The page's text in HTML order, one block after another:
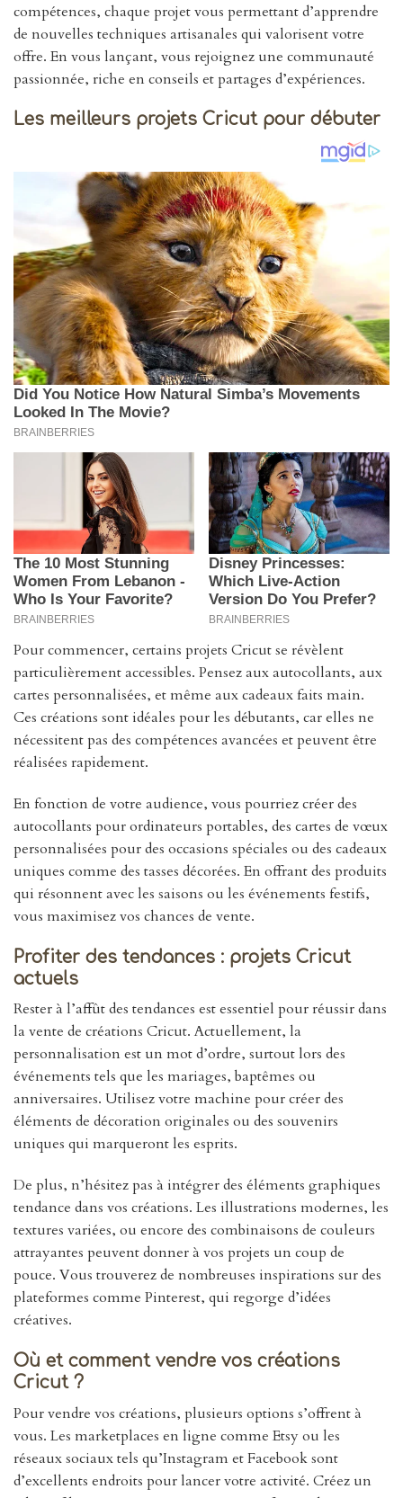
compétences, chaque projet vous permettant d’apprendre
de nouvelles techniques artisanales qui valorisent votre
offre. En vous lançant, vous rejoignez une communauté
passionnée, riche en conseils et partages d’expériences.
Les meilleurs projets Cricut pour débuter
Pour commencer, certains projets Cricut se révèlent
particulièrement accessibles. Pensez aux autocollants, aux
cartes personnalisées, et même aux cadeaux faits main.
Ces créations sont idéales pour les débutants, car elles ne
nécessitent pas des compétences avancées et peuvent être
réalisées rapidement.
En fonction de votre audience, vous pourriez créer des
autocollants pour ordinateurs portables, des cartes de vœux
personnalisées pour des occasions spéciales ou des cadeaux
uniques comme des tasses décorées. En offrant des produits
qui résonnent avec les saisons ou les événements festifs,
vous maximisez vos chances de vente.
Profiter des tendances : projets Cricut
actuels
Rester à l’affût des tendances est essentiel pour réussir dans
la vente de créations Cricut. Actuellement, la
personnalisation est un mot d’ordre, surtout lors des
événements tels que les mariages, baptêmes ou
anniversaires. Utilisez votre machine pour créer des
éléments de décoration originales ou des souvenirs
uniques qui marqueront les esprits.
De plus, n’hésitez pas à intégrer des éléments graphiques
tendance dans vos créations. Les illustrations modernes, les
textures variées, ou encore des combinaisons de couleurs
attrayantes peuvent donner à vos projets un coup de
pouce. Vous trouverez de nombreuses inspirations sur des
plateformes comme Pinterest, qui regorge d’idées
créatives.
Où et comment vendre vos créations
Cricut ?
Pour vendre vos créations, plusieurs options s’offrent à
vous. Les marketplaces en ligne comme Etsy ou les
réseaux sociaux tels qu’Instagram et Facebook sont
d’excellents endroits pour lancer votre activité. Créez un